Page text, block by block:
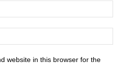
website in this browser for the